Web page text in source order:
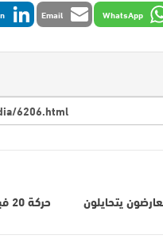
WhatsApp
Email
يتحايلون حركة 20 فبراير.. قطار التغيير الذي توقف وسط الطريق